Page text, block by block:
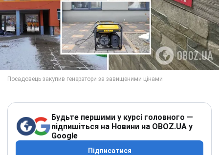
Будьте першими у курсі головного —
підпишіться на Новини на OBOZ.UA у
Google
Підписатися